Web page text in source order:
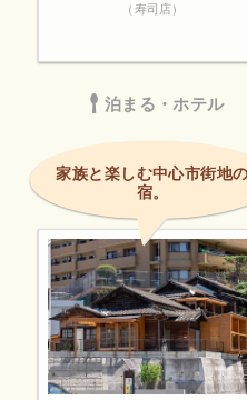
い方も立ち寄れるラインナッ
像は著作権で保護されている場合がありま
（寿司店）
泊まる・ホテル
家族と楽しむ中心市街地の
宿。